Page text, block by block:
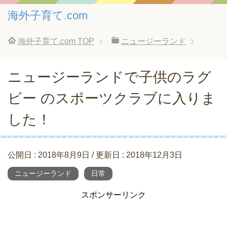
海外子育て.com
海外子育て.com TOP ニュージーランド
ニュージーランドで子供のラグ
ビー のスポーツクラブに入りま
した！
公開日 : 2018年8月9日 / 更新日 : 2018年12月3日
ニュージーランド 日常
スポンサーリンク